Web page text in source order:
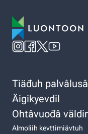
Tiäđuh
Äigikyevdil
Ohtâvuođâ
Almoliih kevttimiävtuh